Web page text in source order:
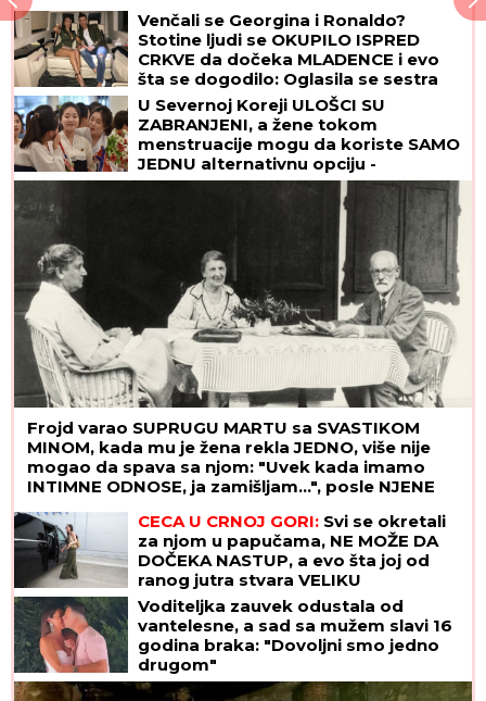
NAJVEĆE UZDANICE HOLIVUDA
Venčali se Georgina i Ronaldo?
Stotine ljudi se OKUPILO ISPRED
CRKVE da dočeka MLADENCE i evo
šta se dogodilo: Oglasila se sestra
slavnog fudbalera, njegove klupske
obaveze ukazuju samo na jedno
U Severnoj Koreji ULOŠCI SU
ZABRANJENI, a žene tokom
menstruacije mogu da koriste SAMO
JEDNU alternativnu opciju -
zastrašujuća pravila u svetu Kim
Frojd varao SUPRUGU MARTU sa SVASTIKOM
MINOM, kada mu je žena rekla JEDNO, više nije
mogao da spava sa njom: "Uvek kada imamo
INTIMNE ODNOSE, ja zamišljam...", posle NJENE
CECA U CRNOJ GORI: Svi se okretali
za njom u papučama, NE MOŽE DA
DOČEKA NASTUP, a evo šta joj od
ranog jutra stvara VELIKU
NELAGODU! (VIDEO)
Voditeljka zauvek odustala od
vantelesne, a sad sa mužem slavi 16
godina braka: "Dovoljni smo jedno
drugom"